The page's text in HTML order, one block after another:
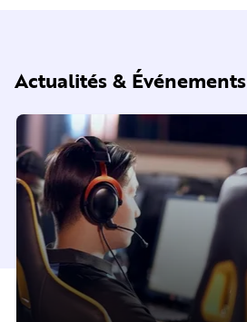
Actualités & Événements